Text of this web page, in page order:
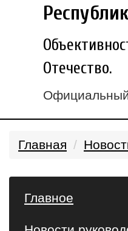
Отечество.
Главная
Главное